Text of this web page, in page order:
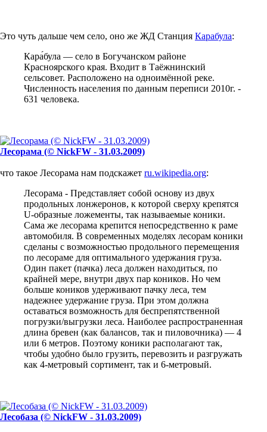
Это чуть дальше чем село, оно же ЖД Станция Карабула:
Кара́була — село в Богучанском районе
Красноярского края. Входит в Таёжнинский
сельсовет. Расположено на одноимённой реке.
Численность населения по данным переписи 2010г. -
631 человека.
Лесорама (© NickFW - 31.03.2009)
что такое Лесорама нам подскажет ru.wikipedia.org:
Лесорама - Представляет собой основу из двух
продольных лонжеронов, к которой сверху крепятся
U-образные ложементы, так называемые коники.
Сама же лесорама крепится непосредственно к раме
автомобиля. В современных моделях лесорам коники
сделаны с возможностью продольного перемещения
по лесораме для оптимального удержания груза.
Один пакет (пачка) леса должен находиться, по
крайней мере, внутри двух пар коников. Но чем
больше коников удерживают пачку леса, тем
надежнее удержание груза. При этом должна
оставаться возможность для беспрепятственной
погрузки/выгрузки леса. Наиболее распространенная
длина бревен (как балансов, так и пиловочника) — 4
или 6 метров. Поэтому коники располагают так,
чтобы удобно было грузить, перевозить и разгружать
как 4-метровый сортимент, так и 6-метровый.
Лесобаза (© NickFW - 31.03.2009)